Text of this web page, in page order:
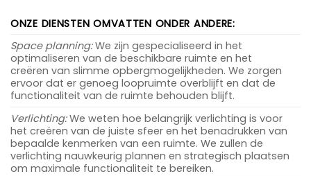
ONZE DIENSTEN OMVATTEN ONDER ANDERE:
Space planning:We zijn gespecialiseerd in het
optimaliseren van de beschikbare ruimte en het
creëren van slimme opbergmogelijkheden. We zorgen
ervoor dat er genoeg loopruimte overblijft en dat de
functionaliteit van de ruimte behouden blijft.
Verlichting:We weten hoe belangrijk verlichting is voor
het creëren van de juiste sfeer en het benadrukken van
bepaalde kenmerken van een ruimte. We zullen de
verlichting nauwkeurig plannen en strategisch plaatsen
om maximale functionaliteit te bereiken.